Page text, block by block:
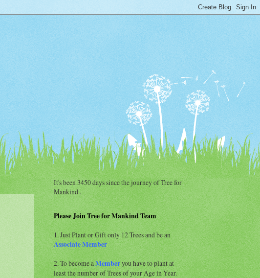
It's been 3450 days since the journey of Tree for
Mankind..
Please Join Tree for Mankind Team
1. Just Plant or Gift only 12 Trees and be an
AssociateMember
2. To become aMemberyou have to plant at
least the number of Trees of your Age in Year.